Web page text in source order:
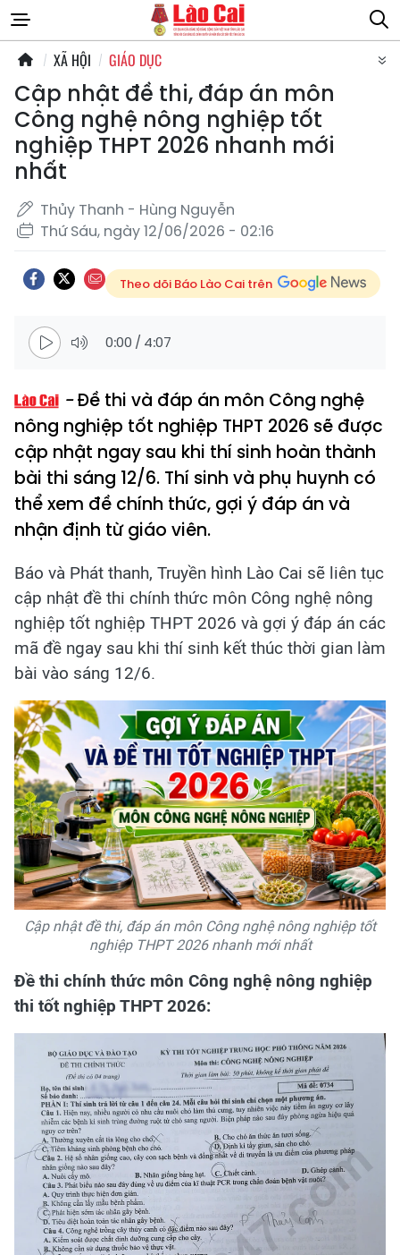
XÃ HỘI GIÁO DỤC
Cập nhật đề thi, đáp án môn
Công nghệ nông nghiệp tốt
nghiệp THPT 2026 nhanh mới
nhất
Thủy Thanh - Hùng Nguyễn
Thứ Sáu, ngày 12/06/2026 - 02:16
Theo dõi Báo Lào Cai trên
0:00 / 4:07
Đề thi và đáp án môn Công nghệ
nông nghiệp tốt nghiệp THPT 2026 sẽ được
cập nhật ngay sau khi thí sinh hoàn thành
bài thi sáng 12/6. Thí sinh và phụ huynh có
thể xem đề chính thức, gợi ý đáp án và
nhận định từ giáo viên.
Báo và Phát thanh, Truyền hình Lào Cai sẽ liên tục
cập nhật đề thi chính thức môn Công nghệ nông
nghiệp tốt nghiệp THPT 2026 và gợi ý đáp án các
mã đề ngay sau khi thí sinh kết thúc thời gian làm
bài vào sáng 12/6.
Cập nhật đề thi, đáp án môn Công nghệ nông nghiệp tốt
nghiệp THPT 2026 nhanh mới nhất
Đề thi chính thức môn Công nghệ nông nghiệp
thi tốt nghiệp THPT 2026: